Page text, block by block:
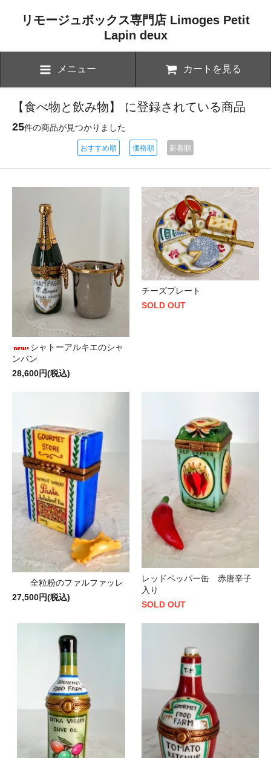
リモージュボックス専門店 Limoges Petit
Lapin deux
メニュー カートを見る
【食べ物と飲み物】 に登録されている商品
25件の商品が見つかりました
おすすめ順 価格順 新着順
シャトーアルキエのシャ
ンパン
28,600円(税込)
チーズプレート
SOLD OUT
全粒粉のファルファッレ
27,500円(税込)
レッドペッパー缶 赤唐辛子
入り
SOLD OUT